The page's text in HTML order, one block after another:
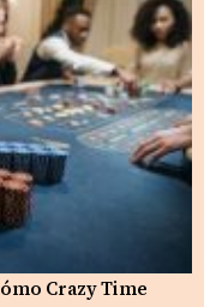
Crazy Time